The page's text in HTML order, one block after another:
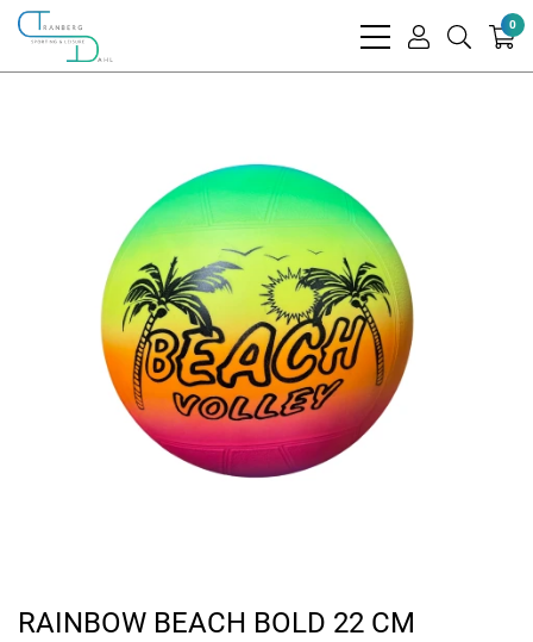
bars
user
search
0
RAINBOW BEACH BOLD 22 CM